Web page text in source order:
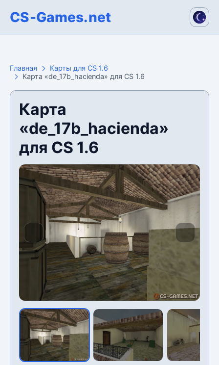
CS-Games.net
Главная
Карты для CS 1.6
Карта «de_17b_hacienda» для CS 1.6
Карта
«de_17b_hacienda»
для CS 1.6